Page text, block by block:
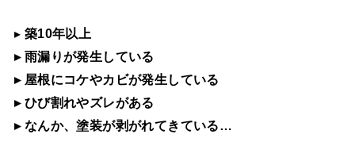
▸ 築10年以上
▸ 雨漏りが発生している
▸ 屋根にコケやカビが発生している
▸ ひび割れやズレがある
▸ なんか、塗装が剥がれてきている…